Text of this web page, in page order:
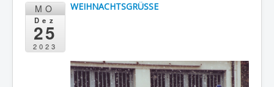
MO
Dez
25
2023
WEIHNACHTSGRÜSSE